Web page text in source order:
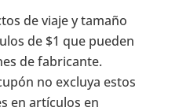
de viaje y tamaño
de $1 que pueden
de fabricante.
no excluya estos
en artículos en